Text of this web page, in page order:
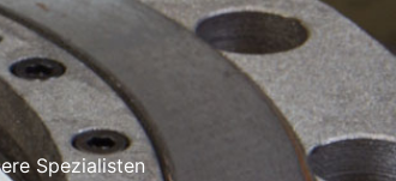
Spezialisten